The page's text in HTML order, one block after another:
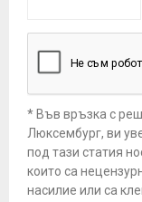
* Във връзка с
Люксембург, ви
под тази статия
които са
насилие или са